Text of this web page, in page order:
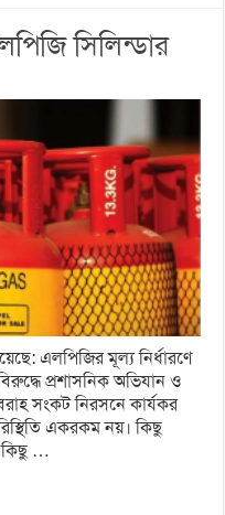
সিলিন্ডার
এলপিজির মূল্য নির্ধারণে
প্রশাসনিক অভিযান ও
সংকট নিরসনে কার্যকর
একরকম নয়। কিছু
কিছু …